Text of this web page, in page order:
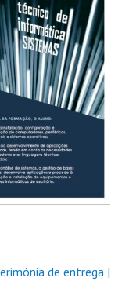
de entrega |